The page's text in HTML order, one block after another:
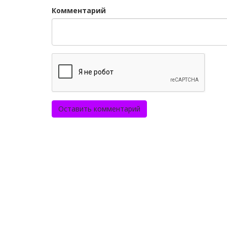
Комментарий
Оставить комментарий